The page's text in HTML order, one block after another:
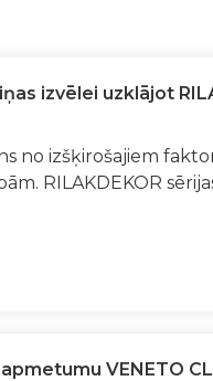
izvēlei uzklājot
no izšķirošajiem
RILAKDEKOR
VENETO